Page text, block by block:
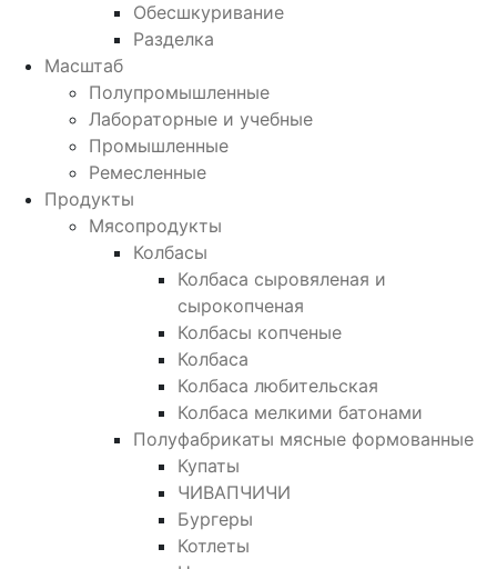
Обесшкуривание
Разделка
Масштаб
Полупромышленные
Лабораторные и учебные
Промышленные
Ремесленные
Продукты
Мясопродукты
Колбасы
Колбаса сыровяленая и
сырокопченая
Колбасы копченые
Колбаса
Колбаса любительская
Колбаса мелкими батонами
Полуфабрикаты мясные формованные
Купаты
ЧИВАПЧИЧИ
Бургеры
Котлеты